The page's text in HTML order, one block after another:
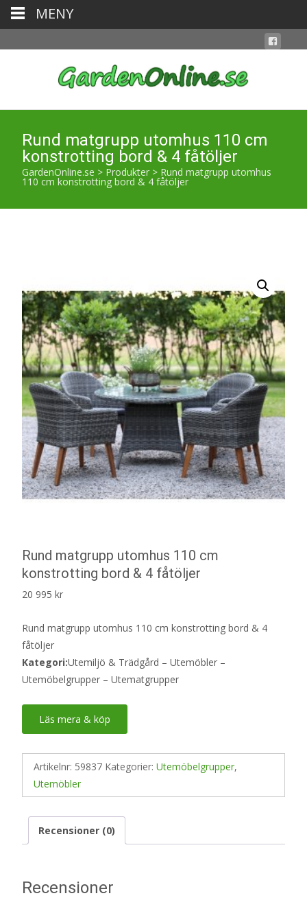
Rund matgrupp utomhus 110 cm
konstrotting bord & 4 fåtöljer
GardenOnline.se > Produkter > Rund matgrupp utomhus
110 cm konstrotting bord & 4 fåtöljer
Rund matgrupp utomhus 110 cm
konstrotting bord & 4 fåtöljer
20 995 kr
Rund matgrupp utomhus 110 cm konstrotting bord & 4
fåtöljer
Kategori:Utemiljö & Trädgård – Utemöbler –
Utemöbelgrupper – Utematgrupper
Läs mera & köp
Artikelnr: 59837 Kategorier: Utemöbelgrupper,
Utemöbler
Recensioner (0)
Recensioner
MENY